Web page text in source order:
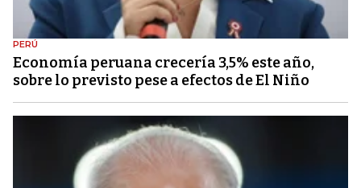
PERÚ
Economía peruana crecería 3,5% este año,
sobre lo previsto pese a efectos de El Niño